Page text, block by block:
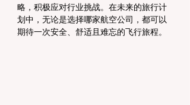
略，积极应对行业挑战。在未来的旅行计
划中，无论是选择哪家航空公司，都可以
期待一次安全、舒适且难忘的飞行旅程。